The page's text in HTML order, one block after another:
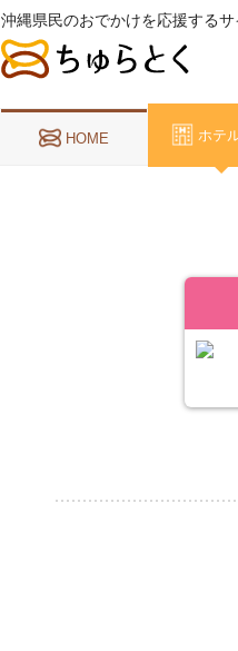
沖縄県民のおでかけを応援するサ
HOME ホテ